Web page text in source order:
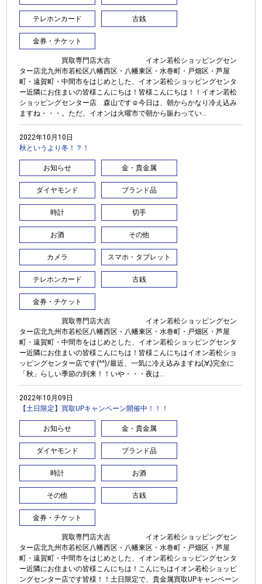
テレホンカード 古銭
金券・チケット
買取専門店大吉 イオン若松ショッピングセン
ター店北九州市若松区八幡西区・八幡東区・水巻町・戸畑区・芦屋
町・遠賀町・中間市をはじめとした、イオン若松ショッピングセンタ
ー近隣にお住まいの皆様こんにちは！皆様こんにちは！！イオン若松
ショッピングセンター店 森山です☺今日は、朝からかなり冷え込み
ますね・・・。ただ、イオンは火曜市で朝から賑わってい...
2022年10月10日
秋というより冬！？！
お知らせ 金・貴金属
ダイヤモンド ブランド品
時計 切手
お酒 その他
カメラ スマホ・タブレット
テレホンカード 古銭
金券・チケット
買取専門店大吉 イオン若松ショッピングセン
ター店北九州市若松区八幡西区・八幡東区・水巻町・戸畑区・芦屋
町・遠賀町・中間市をはじめとした、イオン若松ショッピングセンタ
ー近隣にお住まいの皆様こんにちは！皆様こんにちはイオン若松ショ
ッピングセンター店です(^^)/最近、一気に冷え込みますね(;∀;)完全に
「秋」らしい季節の到来！！いや・・・夜は...
2022年10月09日
【土日限定】買取UPキャンペーン開催中！！！
お知らせ 金・貴金属
ダイヤモンド ブランド品
時計 お酒
その他 古銭
金券・チケット
買取専門店大吉 イオン若松ショッピングセン
ター店北九州市若松区八幡西区・八幡東区・水巻町・戸畑区・芦屋
町・遠賀町・中間市をはじめとした、イオン若松ショッピングセンタ
ー近隣にお住まいの皆様こんにちは！こんにちはイオン若松ショッピ
ングセンター店です皆様！！土日限定で、貴金属買取UPキャンペーン